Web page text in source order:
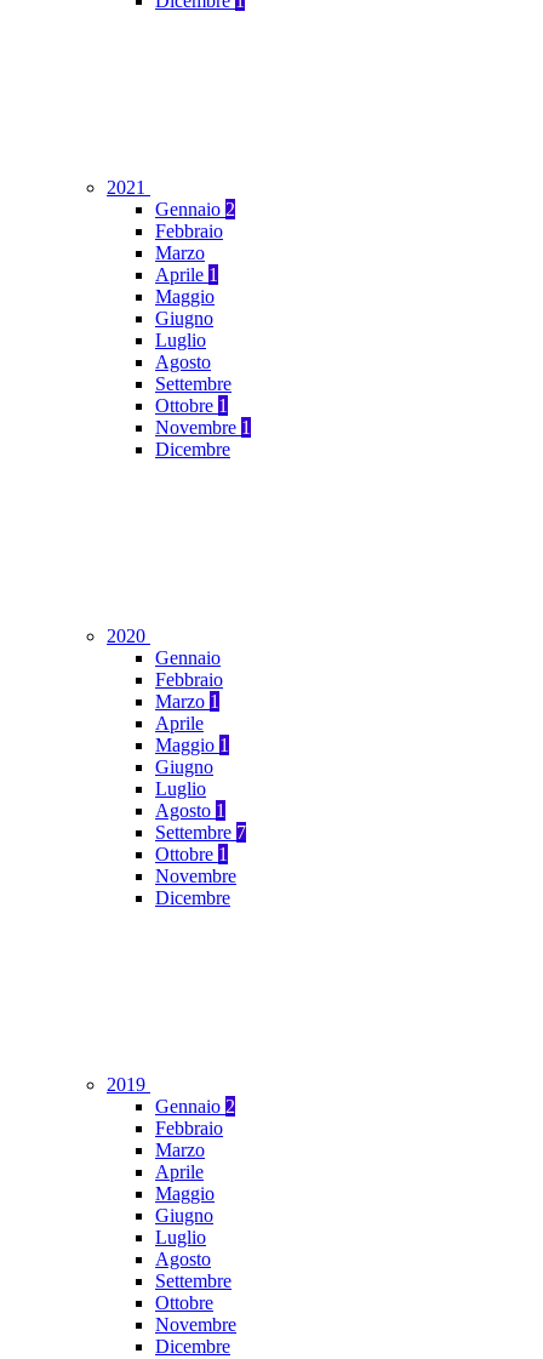
2021
Gennaio 2
Febbraio
Marzo
Aprile 1
Maggio
Giugno
Luglio
Agosto
Settembre
Ottobre 1
Novembre 1
Dicembre
2020
Gennaio
Febbraio
Marzo 1
Aprile
Maggio 1
Giugno
Luglio
Agosto 1
Settembre 7
Ottobre 1
Novembre
Dicembre
2019
Gennaio 2
Febbraio
Marzo
Aprile
Maggio
Giugno
Luglio
Agosto
Settembre
Ottobre
Novembre
Dicembre